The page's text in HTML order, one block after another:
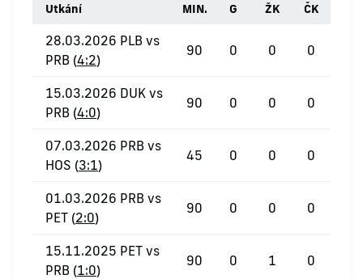
Utkání MIN. G ŽK ČK
28.03.2026 PLB vs
PRB (4:2)
90 0 0 0
15.03.2026 DUK vs
PRB (4:0)
90 0 0 0
07.03.2026 PRB vs
HOS (3:1)
45 0 0 0
01.03.2026 PRB vs
PET (2:0)
90 0 0 0
15.11.2025 PET vs
PRB (1:0)
90 0 1 0